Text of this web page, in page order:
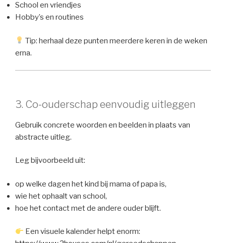
School en vriendjes
Hobby’s en routines
Tip: herhaal deze punten meerdere keren in de weken
erna.
3. Co-ouderschap eenvoudig uitleggen
Gebruik concrete woorden en beelden in plaats van
abstracte uitleg.
Leg bijvoorbeeld uit:
op welke dagen het kind bij mama of papa is,
wie het ophaalt van school,
hoe het contact met de andere ouder blijft.
Een visuele kalender helpt enorm: